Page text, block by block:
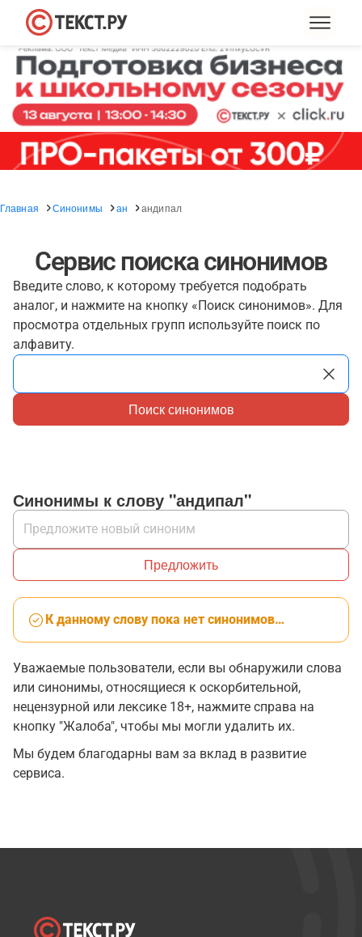
Главная Синонимы ан андипал
Сервис поиска синонимов
Введите слово, к которому требуется подобрать
аналог, и нажмите на кнопку «Поиск синонимов». Для
просмотра отдельных групп используйте поиск по
алфавиту.
Поиск синонимов
Синонимы к слову "андипал"
Предложить
К данному слову пока нет синонимов…
Уважаемые пользователи, если вы обнаружили слова
или синонимы, относящиеся к оскорбительной,
нецензурной или лексике 18+, нажмите справа на
кнопку "Жалоба", чтобы мы могли удалить их.
Мы будем благодарны вам за вклад в развитие
сервиса.